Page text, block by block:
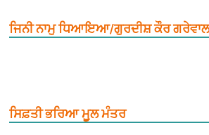
ਜਿਨੀ ਨਾਮੁ ਧਿਆਇਆ/ਗੁਰਦੀਸ਼ ਕੌਰ
ਸਿਫ਼ਤੀ ਭਰਿਆ ਮੂ਼ਲ ਮੰਤਰ